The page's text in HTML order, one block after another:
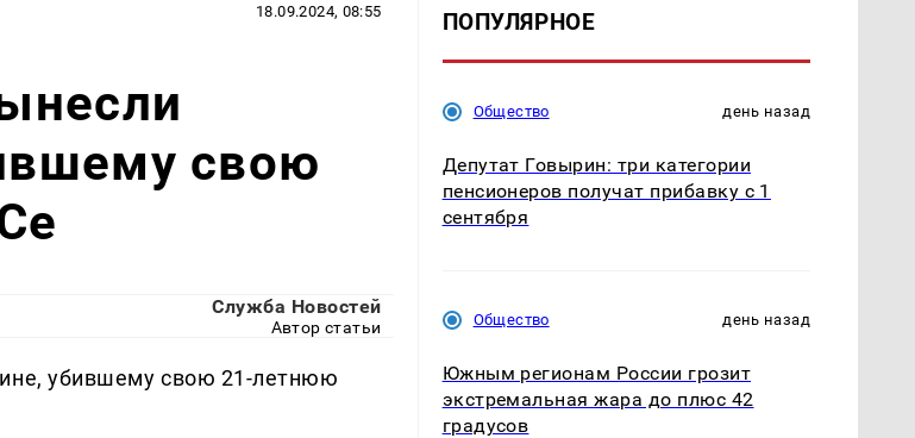
18.09.2024, 08:55
свою
Служба Новостей
Автор статьи
убившему свою 21-летнюю
ПОПУЛЯРНОЕ
Общество день назад
Депутат Говырин: три категории
пенсионеров получат прибавку с 1
сентября
Общество день назад
Южным регионам России грозит
экстремальная жара до плюс 42
градусов